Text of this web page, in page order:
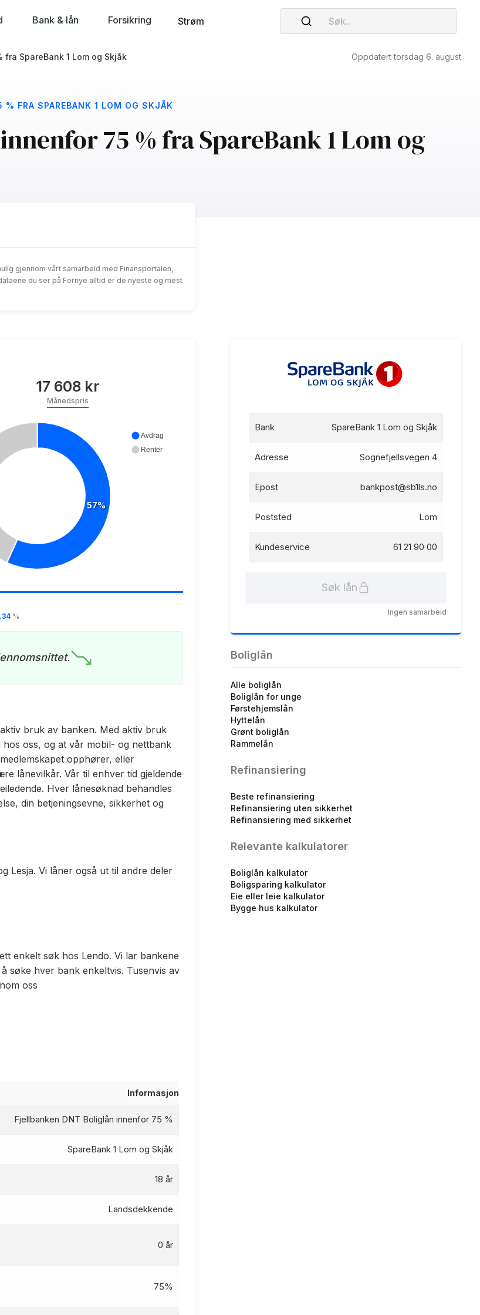
Bank & lån Forsikring Strøm Søk..
SpareBank 1 Lom og Skjåk Oppdatert torsdag 6. august
FRA SPAREBANK 1 LOM OG SKJÅK
75 % fra SpareBank 1 Lom og
gjennom vårt samarbeid med Finansportalen,
du ser på Fornye alltid er de nyeste og mest
17 608 kr
Månedspris
57%
Avdrag
Renter
%
bruk av banken. Med aktiv bruk
oss, og at vår mobil- og nettbank
opphører, eller
lånevilkår. Vår til enhver tid gjeldende
Hver lånesøknad behandles
din betjeningsevne, sikkerhet og
Lesja. Vi låner også ut til andre deler
enkelt søk hos Lendo. Vi lar bankene
søke hver bank enkeltvis. Tusenvis av
oss
Informasjon
Fjellbanken DNT Boliglån innenfor 75 %
SpareBank 1 Lom og Skjåk
18 år
Landsdekkende
0 år
75%
Bank SpareBank 1 Lom og Skjåk
Adresse Sognefjellsvegen 4
Epost bankpost@sb1ls.no
Poststed Lom
Kundeservice 61 21 90 00
Søk lån
Ingen samarbeid
Boliglån
Alle boliglån
Boliglån for unge
Førstehjemslån
Hyttelån
Grønt boliglån
Rammelån
Refinansiering
Beste refinansiering
Refinansiering uten sikkerhet
Refinansiering med sikkerhet
Relevante kalkulatorer
Boliglån kalkulator
Boligsparing kalkulator
Eie eller leie kalkulator
Bygge hus kalkulator